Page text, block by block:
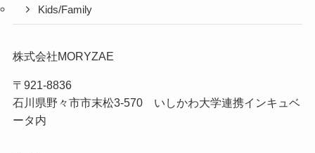
Kids/Family
株式会社MORYZAE
〒921-8836
石川県野々市市末松3-570 いしかわ大学連携インキュベ
ータ内